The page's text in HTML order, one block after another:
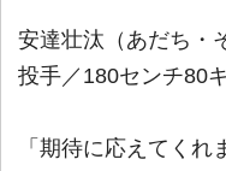
安達壮汰（あだち・
投手／180センチ80
「期待に応えてく